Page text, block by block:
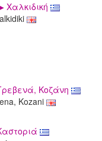
Κοζάνη
Kozani